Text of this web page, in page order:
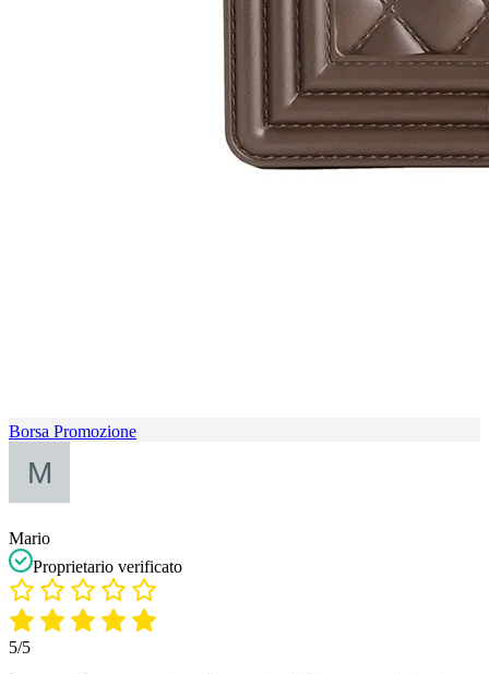
Borsa Promozione
Mario
Proprietario verificato
5/5